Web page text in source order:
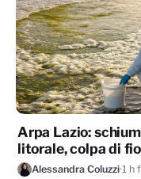
Arpa Lazio:
litorale, colpa di
Alessandra Coluzzi·1 h